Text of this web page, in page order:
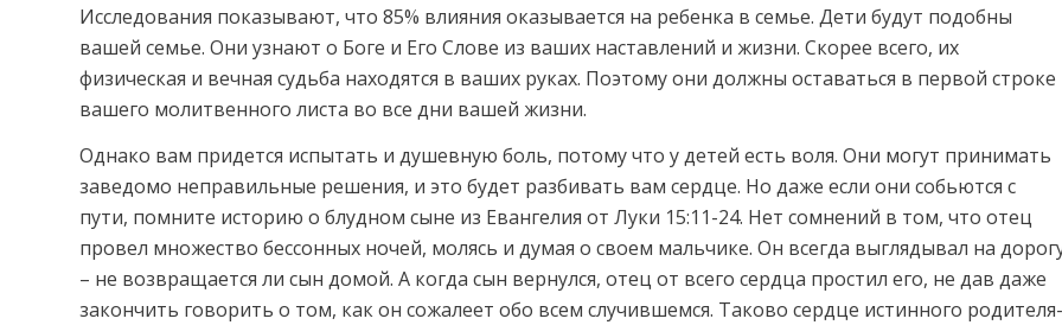
Исследования показывают, что 85% влияния оказывается на ребенка в семье. Дети будут подобны
вашей семье. Они узнают о Боге и Его Слове из ваших наставлений и жизни. Скорее всего, их
физическая и вечная судьба находятся в ваших руках. Поэтому они должны оставаться в первой строке
вашего молитвенного листа во все дни вашей жизни.
Однако вам придется испытать и душевную боль, потому что у детей есть воля. Они могут принимать
заведомо неправильные решения, и это будет разбивать вам сердце. Но даже если они собьются с
пути, помните историю о блудном сыне из Евангелия от Луки 15:11-24. Нет сомнений в том, что отец
провел множество бессонных ночей, молясь и думая о своем мальчике. Он всегда выглядывал на
– не возвращается ли сын домой. А когда сын вернулся, отец от всего сердца простил его, не дав даже
закончить говорить о том, как он сожалеет обо всем случившемся. Таково сердце истинного родителя-